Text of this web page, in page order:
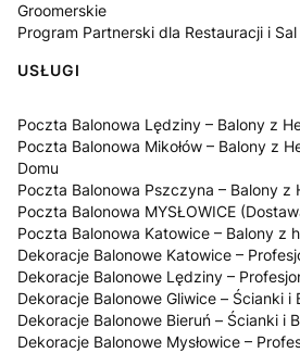
Groomerskie
Program Partnerski dla Restauracji i
USŁUGI
Poczta Balonowa Lędziny – Balony z
Poczta Balonowa Mikołów – Balony z
Domu
Poczta Balonowa Pszczyna – Balony z
Poczta Balonowa MYSŁOWICE
Poczta Balonowa Katowice – Balony z
Dekoracje Balonowe Katowice –
Dekoracje Balonowe Lędziny –
Dekoracje Balonowe Gliwice – Ścianki i
Dekoracje Balonowe Bieruń – Ścianki i
Dekoracje Balonowe Mysłowice –